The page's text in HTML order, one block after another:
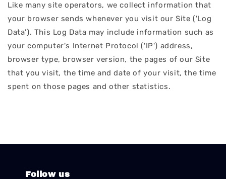
Like many site operators, we collect information that
your browser sends whenever you visit our Site ('Log
Data'). This Log Data may include information such as
your computer's Internet Protocol ('IP') address,
browser type, browser version, the pages of our Site
that you visit, the time and date of your visit, the time
spent on those pages and other statistics.
Follow us